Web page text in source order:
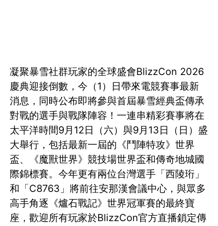
凝聚暴雪社群玩家的全球盛會BlizzCon 2026
慶典迎接倒數，今（1）日帶來電競賽事最新
消息，同時公布即將參與首屆暴雪經典盃傳承
對戰的選手與戰隊陣容！一連串精彩賽事將在
太平洋時間9月12日（六）與9月13日（日）盛
大舉行，包括最新一屆的《鬥陣特攻》世界
盃、《魔獸世界》競技場世界盃和傳奇地城國
際錦標賽。今年更有兩位台灣選手「西陵珩」
和「C8763」將前往安那漢會議中心，與眾多
高手角逐《爐石戰記》世界冠軍賽的最終寶
座，歡迎所有玩家於BlizzCon官方直播鎖定傳